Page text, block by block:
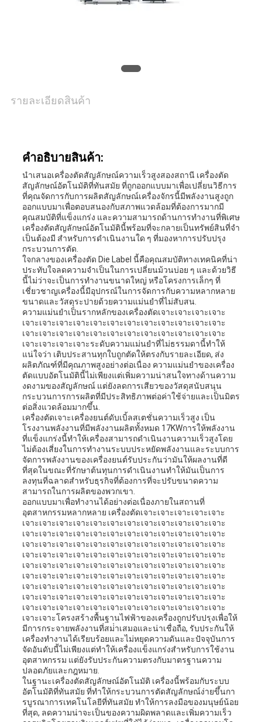
แผนผัง
นโยบาย
ความ
เป็น
ส่วน
รายละเอียดสินค้า
คําอธิบายสินค้า:
นําเสนอเครื่องตัดสัญลักษณ์ความเร็วสูงสองสถานี เครื่องตัด
สัญลักษณ์อัตโนมัติที่ทันสมัย ที่ถูกออกแบบมาเพื่อเปลี่ยนวิธีการ
ที่คุณจัดการกับการผลิตสัญลักษณ์เครื่องจักรนี้มีพลังงานสูงถูก
ออกแบบมาเพื่อตอบสนองกับสภาพแวดล้อมที่ต้องการมากมี
คุณสมบัติที่แข็งแกร่ง และความสามารถด้านการทํางานที่พิเศษ
เครื่องตัดสัญลักษณ์อัตโนมัตินี้พร้อมที่จะกลายเป็นทรัพย์สินที่จํา
เป็นต้องมี สําหรับการดําเนินงานใด ๆ ที่มองหาการปรับปรุง
กระบวนการตัด.
ใจกลางของเครื่องตัด Die Label นี้คือคุณสมบัติทางเทคนิคที่น่า
ประทับใจลดความจําเป็นในการเปลี่ยนม้วนบ่อย ๆ และด้วยวิธี
นี้ไม่ว่าจะเป็นการทํางานขนาดใหญ่ หรือโครงการเล็กๆ ที่
เชี่ยวชาญเครื่องนี้มีอุปกรณ์ในการจัดการกับความหลากหลาย
ขนาดและวัสดุระปายด้วยความแม่นยําที่ไม่สับสน.
ความแม่นยําเป็นรากหลักของเครื่องตัดเจาะเจาะเจาะเจาะ
เจาะเจาะเจาะเจาะเจาะเจาะเจาะเจาะเจาะเจาะเจาะเจาะ
เจาะเจาะเจาะเจาะเจาะเจาะเจาะเจาะเจาะเจาะเจาะเจาะ
เจาะเจาะเจาะเจาะระดับความแม่นยําที่ไม่ธรรมดานี้ทําให้
แน่ใจว่า เติบประสานทุกใบถูกตัดให้ตรงกับรายละเอียด, ส่ง
ผลิตภัณฑ์ที่มีคุณภาพสูงอย่างต่อเนื่อง ความแม่นยําของเครื่อง
ตัดแบบอัตโนมัตินี้ไม่เพียงแต่เพิ่มความน่าสนใจทางด้านความ
งดงามของสัญลักษณ์ แต่ยังลดการเสียวของวัสดุสนับสนุน
กระบวนการการผลิตที่มีประสิทธิภาพต่อค่าใช้จ่ายและเป็นมิตร
ต่อสิ่งแวดล้อมมากขึ้น.
เครื่องตัดเจาะเครื่องยนต์ดับเบิ้ลสเตชั่นความเร็วสูง เป็น
โรงงานพลังงานที่มีพลังงานผลิตทั้งหมด 17KWการให้พลังงาน
ที่แข็งแกร่งนี้ทําให้เครื่องสามารถดําเนินงานความเร็วสูงโดย
ไม่ต้องเสี่ยงในการทํางานระบบประหยัดพลังงานและระบบการ
จัดการพลังงานของเครื่องยนต์รับประกันว่ามันให้ผลงานที่ดี
ที่สุดในขณะที่รักษาต้นทุนการดําเนินงานทําให้มันเป็นการ
ลงทุนที่ฉลาดสําหรับธุรกิจที่ต้องการที่จะปรับขนาดความ
สามารถในการผลิตของพวกเขา.
ออกแบบมาเพื่อทํางานได้อย่างต่อเนื่องภายในสถานที่
อุตสาหกรรมหลากหลาย เครื่องตัดเจาะเจาะเจาะเจาะเจาะ
เจาะเจาะเจาะเจาะเจาะเจาะเจาะเจาะเจาะเจาะเจาะเจาะ
เจาะเจาะเจาะเจาะเจาะเจาะเจาะเจาะเจาะเจาะเจาะเจาะ
เจาะเจาะเจาะเจาะเจาะเจาะเจาะเจาะเจาะเจาะเจาะเจาะ
เจาะเจาะเจาะเจาะเจาะเจาะเจาะเจาะเจาะเจาะเจาะเจาะ
เจาะเจาะเจาะเจาะเจาะเจาะเจาะเจาะเจาะเจาะเจาะเจาะ
เจาะเจาะเจาะเจาะเจาะเจาะเจาะเจาะเจาะเจาะเจาะเจาะ
เจาะเจาะเจาะเจาะเจาะเจาะเจาะเจาะเจาะเจาะเจาะเจาะ
เจาะเจาะเจาะเจาะเจาะเจาะเจาะเจาะเจาะเจาะเจาะเจาะ
เจาะเจาะเจาะเจาะเจาะเจาะเจาะเจาะเจาะเจาะเจาะเจาะ
เจาะเจาะโครงสร้างพื้นฐานไฟฟ้าของเครื่องถูกปรับปรุงเพื่อให้
มีการกระจายพลังงานที่สม่ําเสมอและน่าเชื่อถือ, รับประกันให้
เครื่องทํางานได้เรียบร้อยและไม่หยุดความดันและปัจจุบันการ
จัดอันดับนี้ไม่เพียงแต่ทําให้เครื่องแข็งแกร่งสําหรับการใช้งาน
อุตสาหกรรม แต่ยังรับประกันความตรงกับมาตรฐานความ
ปลอดภัยและกฎหมาย.
ในฐานะเครื่องตัดสัญลักษณ์อัตโนมัติ เครื่องนี้พร้อมกับระบบ
อัตโนมัติที่ทันสมัย ที่ทําให้กระบวนการตัดสัญลักษณ์ง่ายขึ้นกา
รบูรณาการเทคโนโลยีที่ทันสมัย ทําให้การลงมือของมนุษย์น้อย
ที่สุด, ลดความน่าจะเป็นของความผิดพลาดและเพิ่มความเร็ว